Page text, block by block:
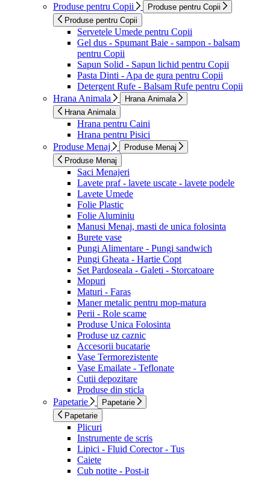
Produse pentru Copii
Produse pentru Copii
Produse pentru Copii
Servetele Umede pentru Copii
Gel dus - Spumant Baie - sampon - balsam
pentru Copii
Sapun Solid - Sapun lichid pentru Copii
Pasta Dinti - Apa de gura pentru Copii
Detergent Rufe - Balsam Rufe pentru Copii
Hrana Animala
Hrana Animala
Hrana Animala
Hrana pentru Caini
Hrana pentru Pisici
Produse Menaj
Produse Menaj
Produse Menaj
Saci Menajeri
Lavete praf - lavete uscate - lavete podele
Lavete Umede
Folie Plastic
Folie Aluminiu
Manusi Menaj, masti de unica folosinta
Burete vase
Pungi Alimentare - Pungi sandwich
Pungi Gheata - Hartie Copt
Set Pardoseala - Galeti - Storcatoare
Mopuri
Maturi - Faras
Maner metalic pentru mop-matura
Perii - Role scame
Produse Unica Folosinta
Produse uz caznic
Accesorii bucatarie
Vase Termorezistente
Vase Emailate - Teflonate
Cutii depozitare
Produse din sticla
Papetarie
Papetarie
Papetarie
Plicuri
Instrumente de scris
Lipici - Fluid Corector - Tus
Caiete
Cub notite - Post-it